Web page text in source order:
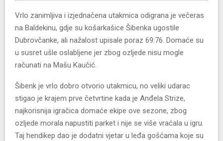
Vrlo zanimljiva i izjednačena utakmica odigrana je večeras
na Baldekinu, gdje su košarkašice Šibenka ugostile
Dubrovčanke, ali nažalost upisale poraz 69:76. Domaće su
u susret ušle oslabljene jer zbog ozljede nisu mogle
računati na Mašu Kaučić.
Šibenk je vrlo dobro otvorio utakmicu, no veliki udarac
stigao je krajem prve četvrtine kada je Anđela Strize,
najkorisnija igračica domaće ekipe ove sezone, zbog
ozljede morala napustiti parket i nije se više vraćala u igru.
Taj hendikep dao je dodatni vjetar u leđa gošćama koje su